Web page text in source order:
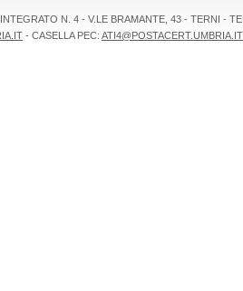
N. 4 - V.LE BRAMANTE, 43 - TERNI -
- CASELLA PEC: ATI4@POSTACERT.UMBRIA.IT